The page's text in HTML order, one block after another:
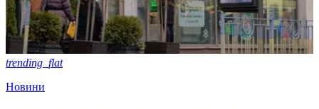
trending_flat
Новини